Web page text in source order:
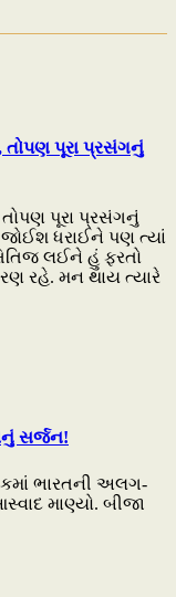
તોપણ પૂરા પ્રસંગનું
પૂરા પ્રસંગનું
જોઈશ ધરાઈને પણ ત્યાં
લઈને હું ફરતો
રહે. મન થાય ત્યારે
સર્જન!
ભારતની અલગ-
માણ્યો. બીજા